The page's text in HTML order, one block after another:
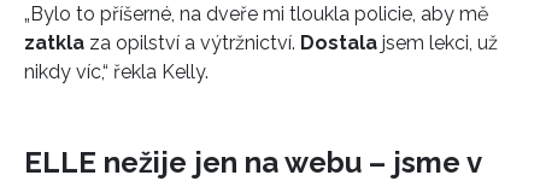
„Bylo to příšerné, na dveře mi tloukla policie, aby mě
zatkla za opilství a výtržnictví. Dostala jsem lekci, už
nikdy víc,“ řekla Kelly.
ELLE nežije jen na webu – jsme v